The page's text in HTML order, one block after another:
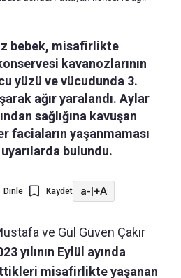
bebek, misafirlikte
kavanozlarının
yüzü ve vücudunda 3.
ağır yaralandı. Aylar
sağlığına kavuşan
faciaların yaşanmaması
bulundu.
Dinle Kaydet a-|+A
ve Gül Güven Çakır
yılının Eylül ayında
misafirlikte yaşanan